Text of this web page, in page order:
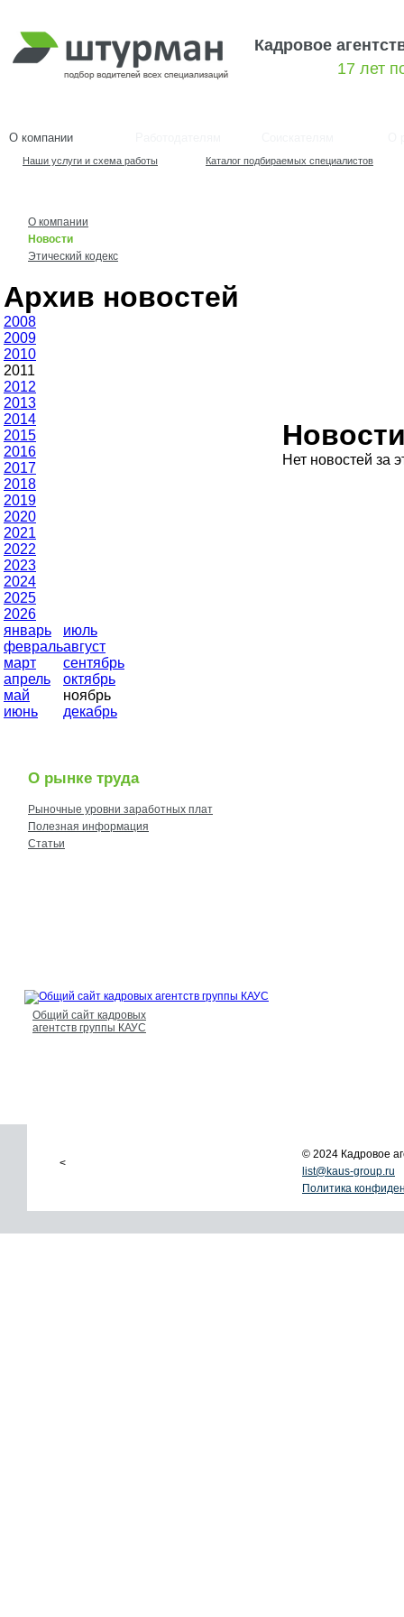
Кадровое
17 лет
О компании
Наши услуги и схема работы Каталог подбираемых специалистов
О компании
Новости
Этический кодекс
Архив новостей
2008
2009
2010
2011
2012
2013
2014
2015
2016
2017
2018
2019
2020
2021
2022
2023
2024
2025
2026
январь
июль
февральавгуст
март
сентябрь
апрель
октябрь
май
ноябрь
июнь
декабрь
О рынке труда
Рыночные уровни заработных плат
Полезная информация
Статьи
Общий сайт кадровых
агентств группы КАУС
Нет новостей за
<
© 2024 Кадровое
list@kaus-group.ru
Политика